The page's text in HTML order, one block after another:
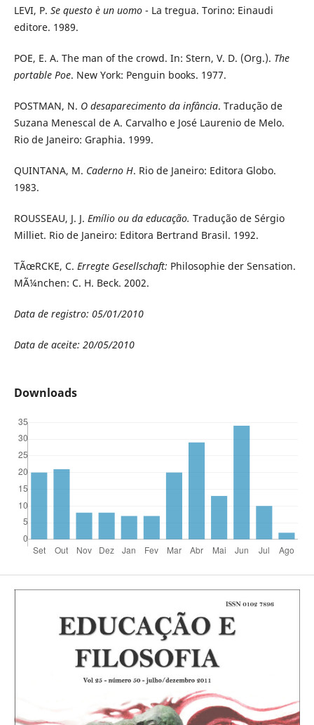
LEVI, P. Se questo è un uomo - La tregua. Torino: Einaudi
editore. 1989.
POE, E. A. The man of the crowd. In: Stern, V. D. (Org.). The
portable Poe. New York: Penguin books. 1977.
POSTMAN, N. O desaparecimento da infância. Tradução de
Suzana Menescal de A. Carvalho e José Laurenio de Melo.
Rio de Janeiro: Graphia. 1999.
QUINTANA, M. Caderno H. Rio de Janeiro: Editora Globo.
1983.
ROUSSEAU, J. J. Emílio ou da educação. Tradução de Sérgio
Milliet. Rio de Janeiro: Editora Bertrand Brasil. 1992.
TÃœRCKE, C. Erregte Gesellschaft: Philosophie der Sensation.
MÃ¼nchen: C. H. Beck. 2002.
Data de registro: 05/01/2010
Data de aceite: 20/05/2010
Downloads